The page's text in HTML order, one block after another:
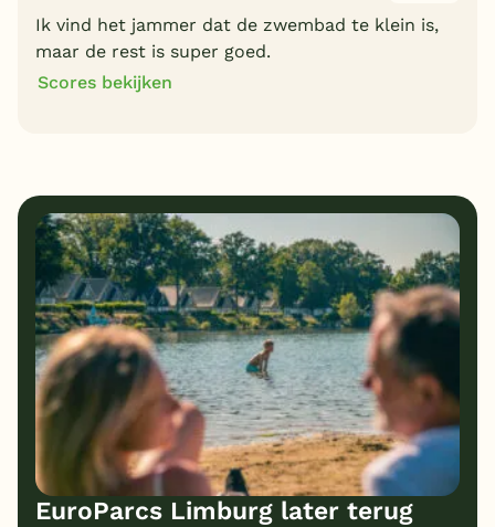
Ik vind het jammer dat de zwembad te klein is,
maar de rest is super goed.
Scores bekijken
8 Bungalows 8 Kindvriendelijk
8 Prijs/kwaliteit
EuroParcs Limburg later terug